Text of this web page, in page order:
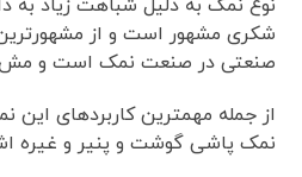
نوع نمک به دلیل شباهت زیاد به
شکری مشهور است و از
صنعتی در صنعت نمک است و مش 110 نیز نامیده می
از جمله مهمترین کاربردهای
نمک پاشی گوشت و پنیر و غیره